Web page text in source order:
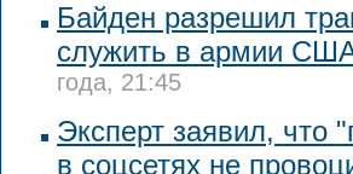
Байден разрешил
служить в армии
года, 21:45
Эксперт заявил, что
в соцсетях не